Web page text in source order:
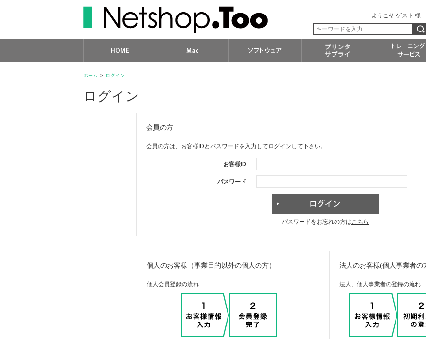
ようこそ ゲスト 様
ホーム > ログイン
ログイン
会員の方
会員の方は、お客様IDとパスワードを入力してログインして下さい。
お客様ID
パスワード
パスワードをお忘れの方はこちら
個人のお客様（事業目的以外の個人の方）
個人会員登録の流れ
法人のお客様(個人事業者の
法人、個人事業者の登録の流れ